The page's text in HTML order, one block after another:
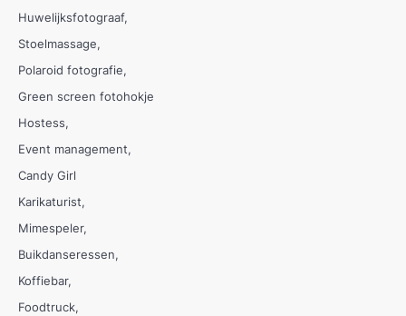
Huwelijksfotograaf
Stoelmassage
Polaroid fotografie
Green screen fotohokje
Hostess
Event management
Candy Girl
Karikaturist
Mimespeler
Buikdanseressen
Koffiebar
Foodtruck